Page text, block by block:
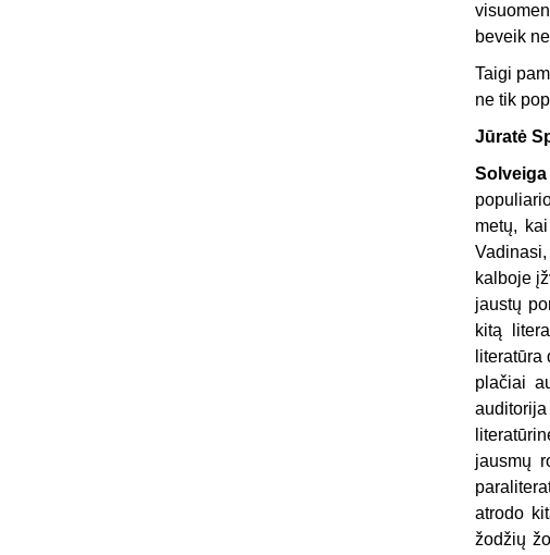
beveik
Taigi
ne tik
Jūratė
metų,
kalboje
jaustų
kitą
plačiai
jausmų
atrodo
žodžių